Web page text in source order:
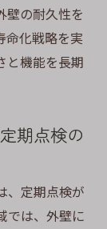
壁の耐久性を
命化戦略を実
と機能を長期
期点検の
、定期点検が
では、外壁に